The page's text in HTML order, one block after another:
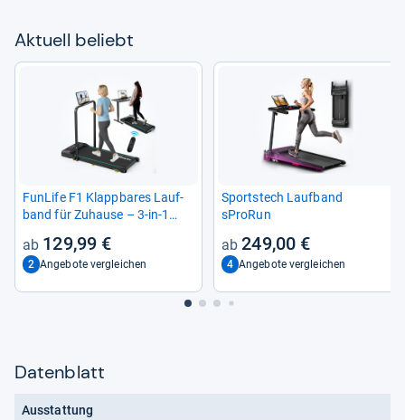
Aktu­ell beliebt
Fun­Life F1 Klapp­ba­res Lauf­
band für Zuhause – 3-​in-​1
129,99 €
2 Angebote vergleichen
Sport­stech Lauf­band
sProRun
249,00 €
4 Angebote vergleichen
Datenblatt
Ausstattung